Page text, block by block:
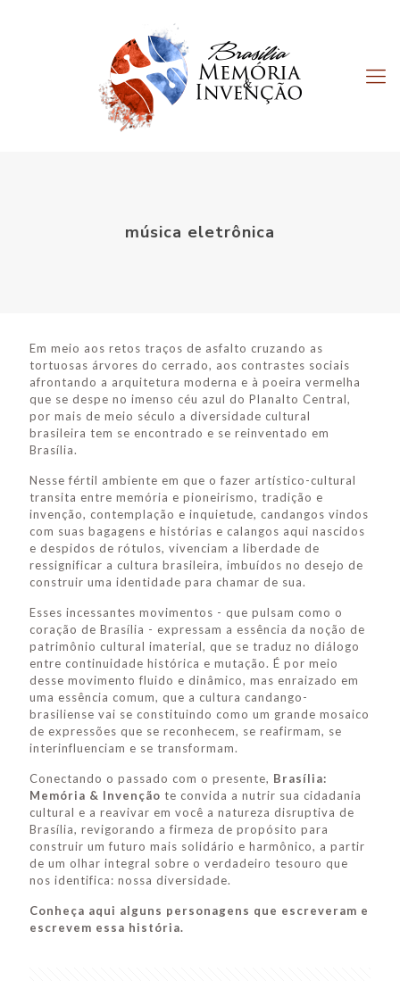
música eletrônica
Em meio aos retos traços de asfalto cruzando as
tortuosas árvores do cerrado, aos contrastes sociais
afrontando a arquitetura moderna e à poeira vermelha
que se despe no imenso céu azul do Planalto Central,
por mais de meio século a diversidade cultural
brasileira tem se encontrado e se reinventado em
Brasília.
Nesse fértil ambiente em que o fazer artístico-cultural
transita entre memória e pioneirismo, tradição e
invenção, contemplação e inquietude, candangos vindos
com suas bagagens e histórias e calangos aqui nascidos
e despidos de rótulos, vivenciam a liberdade de
ressignificar a cultura brasileira, imbuídos no desejo de
construir uma identidade para chamar de sua.
Esses incessantes movimentos - que pulsam como o
coração de Brasília - expressam a essência da noção de
patrimônio cultural imaterial, que se traduz no diálogo
entre continuidade histórica e mutação. É por meio
desse movimento fluido e dinâmico, mas enraizado em
uma essência comum, que a cultura candango-
brasiliense vai se constituindo como um grande mosaico
de expressões que se reconhecem, se reafirmam, se
interinfluenciam e se transformam.
Conectando o passado com o presente, Brasília:
Memória & Invenção te convida a nutrir sua cidadania
cultural e a reavivar em você a natureza disruptiva de
Brasília, revigorando a firmeza de propósito para
construir um futuro mais solidário e harmônico, a partir
de um olhar integral sobre o verdadeiro tesouro que
nos identifica: nossa diversidade.
Conheça aqui alguns personagens que escreveram e
escrevem essa história.